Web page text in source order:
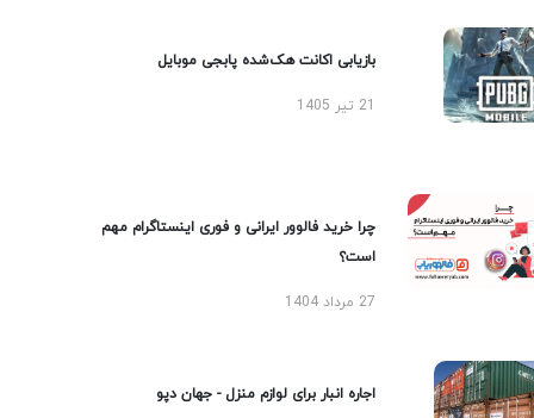
بازیابی اکانت هک‌شده پابجی موبایل
چرا خرید فالوور ایرانی و فوری اینستاگرام مهم
است؟
27 مرداد 1404
اجاره انبار برای لوازم منزل - جهان دپو